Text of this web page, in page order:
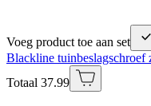
Voeg product toe aan set
Blackline
Totaal 37.99